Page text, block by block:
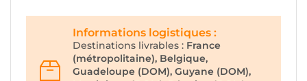
Informations logistiques :
Destinations livrables : France
(métropolitaine), Belgique,
Guadeloupe (DOM), Guyane (DOM),